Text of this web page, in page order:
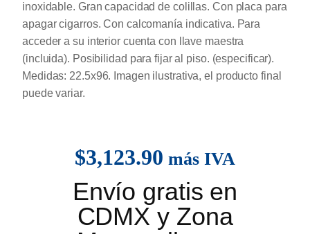
inoxidable. Gran capacidad de colillas. Con placa para
apagar cigarros. Con calcomanía indicativa. Para
acceder a su interior cuenta con llave maestra
(incluida). Posibilidad para fijar al piso. (especificar).
Medidas: 22.5x96. Imagen ilustrativa, el producto final
puede variar.
$3,123.90 más IVA
Envío gratis en
CDMX y Zona